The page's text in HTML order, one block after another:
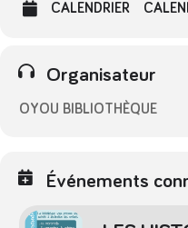
CALENDRIER
Organisateur
OYOU BIBLIOTHÈQUE
Événements